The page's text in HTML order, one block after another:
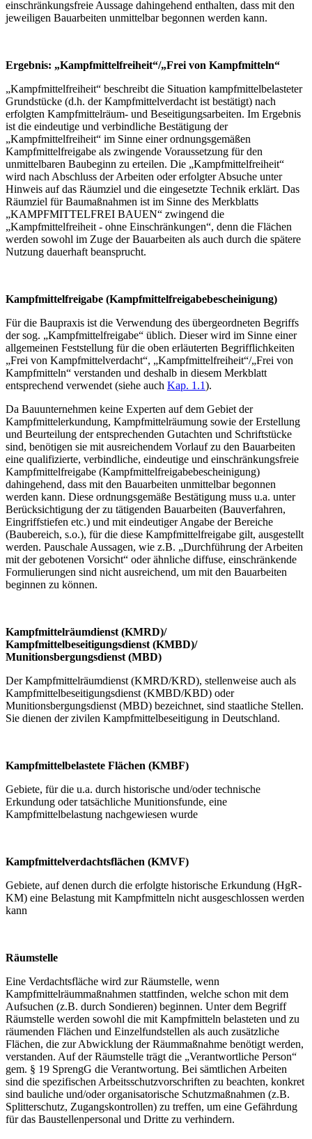
einschränkungsfreie Aussage dahingehend enthalten, dass mit den
jeweiligen Bauarbeiten unmittelbar begonnen werden kann.
Ergebnis: „Kampfmittelfreiheit“/„Frei von Kampfmitteln“
„Kampfmittelfreiheit“ beschreibt die Situation kampfmittelbelasteter
Grundstücke (d.h. der Kampfmittelverdacht ist bestätigt) nach
erfolgten Kampfmittelräum- und Beseitigungsarbeiten. Im Ergebnis
ist die eindeutige und verbindliche Bestätigung der
„Kampfmittelfreiheit“ im Sinne einer ordnungsgemäßen
Kampfmittelfreigabe als zwingende Voraussetzung für den
unmittelbaren Baubeginn zu erteilen. Die „Kampfmittelfreiheit“
wird nach Abschluss der Arbeiten oder erfolgter Absuche unter
Hinweis auf das Räumziel und die eingesetzte Technik erklärt. Das
Räumziel für Baumaßnahmen ist im Sinne des Merkblatts
„KAMPFMITTELFREI BAUEN“ zwingend die
„Kampfmittelfreiheit - ohne Einschränkungen“, denn die Flächen
werden sowohl im Zuge der Bauarbeiten als auch durch die spätere
Nutzung dauerhaft beansprucht.
Kampfmittelfreigabe (Kampfmittelfreigabebescheinigung)
Für die Baupraxis ist die Verwendung des übergeordneten Begriffs
der sog. „Kampfmittelfreigabe“ üblich. Dieser wird im Sinne einer
allgemeinen Feststellung für die oben erläuterten Begrifflichkeiten
„Frei von Kampfmittelverdacht“, „Kampfmittelfreiheit“/„Frei von
Kampfmitteln“ verstanden und deshalb in diesem Merkblatt
entsprechend verwendet (siehe auch Kap. 1.1).
Da Bauunternehmen keine Experten auf dem Gebiet der
Kampfmittelerkundung, Kampfmittelräumung sowie der Erstellung
und Beurteilung der entsprechenden Gutachten und Schriftstücke
sind, benötigen sie mit ausreichendem Vorlauf zu den Bauarbeiten
eine qualifizierte, verbindliche, eindeutige und einschränkungsfreie
Kampfmittelfreigabe (Kampfmittelfreigabebescheinigung)
dahingehend, dass mit den Bauarbeiten unmittelbar begonnen
werden kann. Diese ordnungsgemäße Bestätigung muss u.a. unter
Berücksichtigung der zu tätigenden Bauarbeiten (Bauverfahren,
Eingriffstiefen etc.) und mit eindeutiger Angabe der Bereiche
(Baubereich, s.o.), für die diese Kampfmittelfreigabe gilt, ausgestellt
werden. Pauschale Aussagen, wie z.B. „Durchführung der Arbeiten
mit der gebotenen Vorsicht“ oder ähnliche diffuse, einschränkende
Formulierungen sind nicht ausreichend, um mit den Bauarbeiten
beginnen zu können.
Kampfmittelräumdienst (KMRD)/
Kampfmittelbeseitigungsdienst (KMBD)/
Munitionsbergungsdienst (MBD)
Der Kampfmittelräumdienst (KMRD/KRD), stellenweise auch als
Kampfmittelbeseitigungsdienst (KMBD/KBD) oder
Munitionsbergungsdienst (MBD) bezeichnet, sind staatliche Stellen.
Sie dienen der zivilen Kampfmittelbeseitigung in Deutschland.
Kampfmittelbelastete Flächen (KMBF)
Gebiete, für die u.a. durch historische und/oder technische
Erkundung oder tatsächliche Munitionsfunde, eine
Kampfmittelbelastung nachgewiesen wurde
Kampfmittelverdachtsflächen (KMVF)
Gebiete, auf denen durch die erfolgte historische Erkundung (HgR-
KM) eine Belastung mit Kampfmitteln nicht ausgeschlossen werden
kann
Räumstelle
Eine Verdachtsfläche wird zur Räumstelle, wenn
Kampfmittelräummaßnahmen stattfinden, welche schon mit dem
Aufsuchen (z.B. durch Sondieren) beginnen. Unter dem Begriff
Räumstelle werden sowohl die mit Kampfmitteln belasteten und zu
räumenden Flächen und Einzelfundstellen als auch zusätzliche
Flächen, die zur Abwicklung der Räummaßnahme benötigt werden,
verstanden. Auf der Räumstelle trägt die „Verantwortliche Person“
gem. § 19 SprengG die Verantwortung. Bei sämtlichen Arbeiten
sind die spezifischen Arbeitsschutzvorschriften zu beachten, konkret
sind bauliche und/oder organisatorische Schutzmaßnahmen (z.B.
Splitterschutz, Zugangskontrollen) zu treffen, um eine Gefährdung
für das Baustellenpersonal und Dritte zu verhindern.